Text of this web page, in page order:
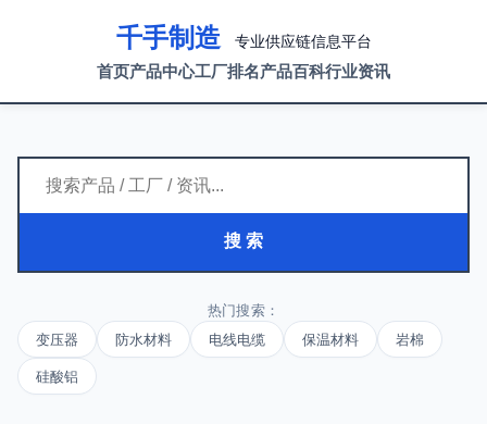
千手制造 专业供应链信息平台
首页产品中心工厂排名产品百科行业资讯
搜 索
热门搜索：
变压器
防水材料 电线电缆 保温材料 岩棉
硅酸铝